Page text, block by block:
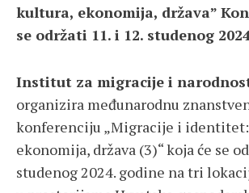
kultura, ekonomija, država”
se održati 11. i 12. studenog
Institut za migracije i
organizira međunarodnu
konferenciju „Migracije i
ekonomija, država (3)“ koja će se
studenog 2024. godine na tri